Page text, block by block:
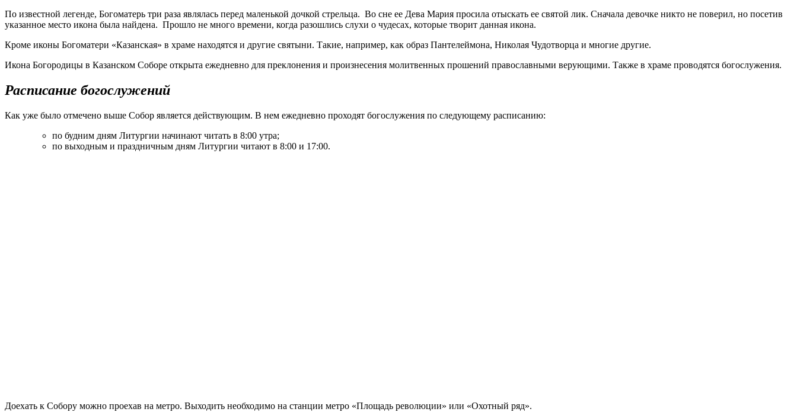
По известной легенде, Богоматерь три раза являлась перед маленькой дочкой стрельца. Во сне ее Дева Мария просила отыскать ее святой лик. Сначала девочке никто не поверил, но посетив
указанное место икона была найдена. Прошло не много времени, когда разошлись слухи о чудесах, которые творит данная икона.
Кроме иконы Богоматери «Казанская» в храме находятся и другие святыни. Такие, например, как образ Пантелеймона, Николая Чудотворца и многие другие.
Икона Богородицы в Казанском Соборе открыта ежедневно для преклонения и произнесения молитвенных прошений православными верующими. Также в храме проводятся богослужения.
Расписание богослужений
Как уже было отмечено выше Собор является действующим. В нем ежедневно проходят богослужения по следующему расписанию:
по будним дням Литургии начинают читать в 8:00 утра;
по выходным и праздничным дням Литургии читают в 8:00 и 17:00.
Доехать к Собору можно проехав на метро. Выходить необходимо на станции метро «Площадь революции» или «Охотный ряд».